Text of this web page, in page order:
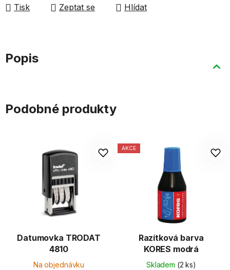
Tisk Zeptat se Hlídat
Popis
Podobné produkty
Datumovka TRODAT
4810
Na objednávku
AKCE
Razítková barva
KORES modrá
Skladem (2 ks)